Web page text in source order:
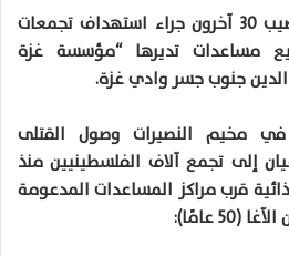
بينهم طفل، مصرعهم وأصيب 30 آخرون جراء استهداف تجمعات
مساعدات تديرها “مؤسسة غزة
الدين جنوب جسر وادي غزة.
مخيم النصيرات وصول القتلى
إلى تجمع آلاف الفلسطينيين منذ
قرب مراكز المساعدات المدعومة
عامًا):